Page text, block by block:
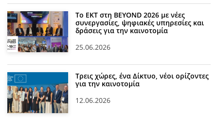
Το ΕΚΤ στη BEYOND 2026 με νέες
συνεργασίες, ψηφιακές υπηρεσίες και
δράσεις για την καινοτομία
25.06.2026
Τρεις χώρες, ένα Δίκτυο, νέοι ορίζοντες
για την καινοτομία
12.06.2026